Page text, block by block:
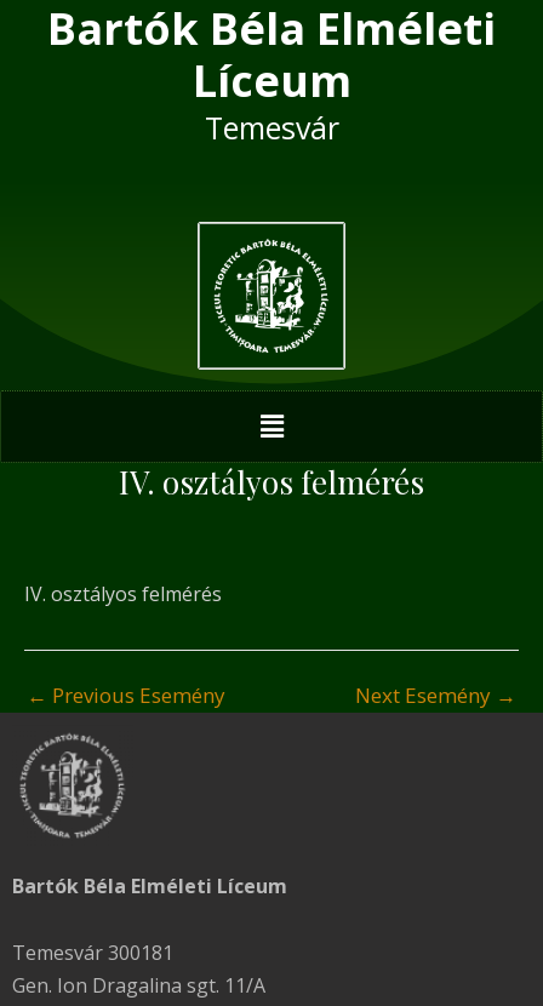
Bartók Béla Elméleti
Líceum
Temesvár
Menu
IV. osztályos felmérés
IV. osztályos felmérés
Post
navigation
← Previous Esemény Next Esemény →
Bartók Béla Elméleti Líceum
Temesvár 300181
Gen. Ion Dragalina sgt. 11/A